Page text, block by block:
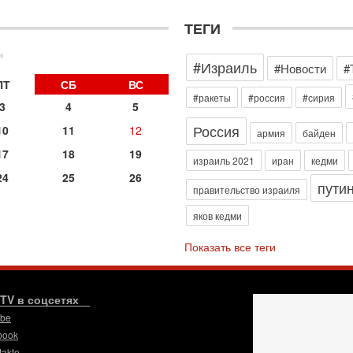
В
СБ
ВС
3 4
5
11
12
18
19
25
26
ТЕГИ
#Израиль
#Новости
#ракеты #россия #сирия
Россия армия байден
израиль 2021 иран кедми
правительство израиля путин
яков кедми
Показать все теги
в соцсетях